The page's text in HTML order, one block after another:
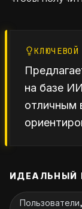
на базе
отличным
ИДЕАЛЬНЫЙ